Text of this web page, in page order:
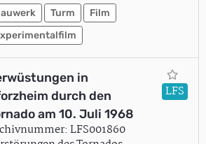
Turm
Film
in
durch den
am 10. Juli 1968
LFS001860
LFS